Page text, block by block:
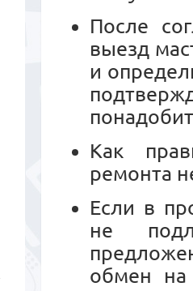
После
выезд
и
Как
ремонта
Если в
не
обмен